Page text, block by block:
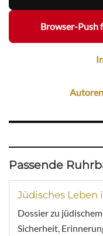
Browser-Push
Passende
Jüdisches Leben
Dossier zu
Sicherheit,